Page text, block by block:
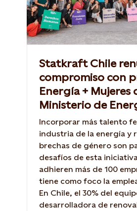
Statkraft Chile
compromiso con
Energía + Mujeres
Ministerio de
Incorporar más talento
industria de la energía y
brechas de género son
desafíos de esta
adhieren más de 100
tiene como foco la
En Chile, el 30% del
desarrolladora de